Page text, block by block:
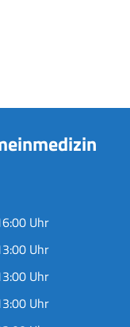
Uhr
Uhr
Uhr
Uhr